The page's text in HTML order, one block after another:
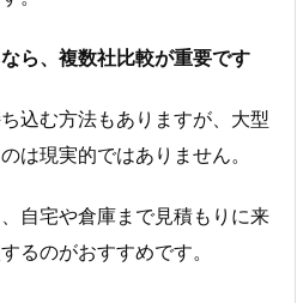
ら、複数社比較が重要です
込む方法もありますが、大型
は現実的ではありません。
自宅や倉庫まで見積もりに来
るのがおすすめです。